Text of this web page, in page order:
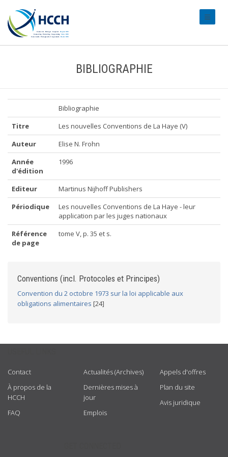
BIBLIOGRAPHIE
Bibliographie
Titre
Les nouvelles Conventions de La Haye (V)
Auteur
Elise N. Frohn
Année
d'édition
1996
Editeur
Martinus Nijhoff Publishers
Périodique
Les nouvelles Conventions de La Haye - leur
application par les juges nationaux
Référence
de page
tome V, p. 35 et s.
Conventions (incl. Protocoles et Principes)
Convention du 2 octobre 1973 sur la loi applicable aux
obligations alimentaires [24]
Contact
À propos de la
HCCH
FAQ
Actualités (Archives)
Dernières mises à
jour
Emplois
Appels d'offres
Plan du site
Avis juridique